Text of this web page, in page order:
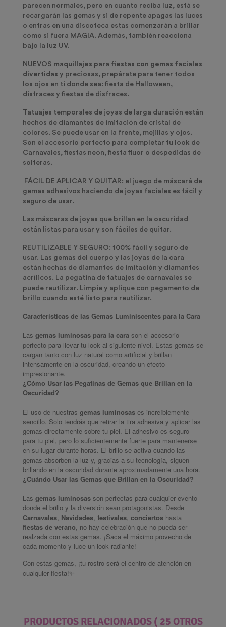
parecen normales, pero en cuanto reciba luz, está se
recargarán las gemas y si de repente apagas las luces
o entras en una discoteca estas comenzarán a brillar
como si fuera MAGIA. Además, también reacciona
bajo la luz UV.
NUEVOS maquillajes para fiestas con gemas faciales
divertidas y preciosas, prepárate para tener todos
los ojos en ti donde sea: fiesta de Halloween,
disfraces y fiestas de disfraces.
Tatuajes temporales de joyas de larga duración están
hechos de diamantes de imitación de cristal de
colores. Se puede usar en la frente, mejillas y ojos.
Son el accesorio perfecto para completar tu look de
Carnavales, fiestas neon, fiesta fluor o despedidas de
solteras.
FÁCIL DE APLICAR Y QUITAR: el juego de máscará de
gemas adhesivos haciendo de joyas faciales es fácil y
seguro de usar.
Las máscaras de joyas que brillan en la oscuridad
están listas para usar y son fáciles de quitar.
REUTILIZABLE Y SEGURO: 100% fácil y seguro de
usar. Las gemas del cuerpo y las joyas de la cara
están hechas de diamantes de imitación y diamantes
acrílicos. La pegatina de tatuajes de carnavales se
puede reutilizar. Limpie y aplique con pegamento de
brillo cuando esté listo para reutilizar.
Características de las Gemas Luminiscentes para la Cara
Las gemas luminosas para la cara son el accesorio
perfecto para llevar tu look al siguiente nivel. Estas gemas se
cargan tanto con luz natural como artificial y brillan
intensamente en la oscuridad, creando un efecto
impresionante.
¿Cómo Usar las Pegatinas de Gemas que Brillan en la
Oscuridad?
El uso de nuestras gemas luminosas es increíblemente
sencillo. Solo tendrás que retirar la tira adhesiva y aplicar las
gemas directamente sobre tu piel. El adhesivo es seguro
para tu piel, pero lo suficientemente fuerte para mantenerse
en su lugar durante horas. El brillo se activa cuando las
gemas absorben la luz y, gracias a su tecnología, siguen
brillando en la oscuridad durante aproximadamente una hora.
¿Cuándo Usar las Gemas que Brillan en la Oscuridad?
Las gemas luminosas son perfectas para cualquier evento
donde el brillo y la diversión sean protagonistas. Desde
Carnavales, Navidades, festivales, conciertos hasta
fiestas de verano, no hay celebración que no pueda ser
realzada con estas gemas. ¡Saca el máximo provecho de
cada momento y luce un look radiante!
Con estas gemas, ¡tu rostro será el centro de atención en
cualquier fiesta!✨
PRODUCTOS RELACIONADOS ( 25 OTROS